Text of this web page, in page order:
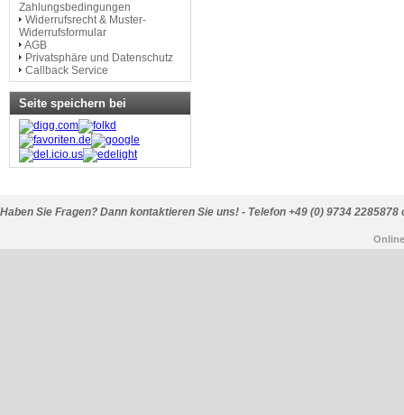
Zahlungsbedingungen
Widerrufsrecht & Muster-
Widerrufsformular
AGB
Privatsphäre und Datenschutz
Callback Service
Seite speichern bei
Haben Sie Fragen? Dann kontaktieren Sie uns! - Telefon +49 (0) 9734